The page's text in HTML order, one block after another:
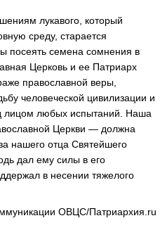
лукавого, который
среду, старается
посеять семена сомнения в
Церковь и ее Патриарх
православной веры,
человеческой цивилизации и
лицом любых испытаний. Наша
Церкви — должна
нашего отца Святейшего
дал ему силы в его
в несении тяжелого
ОВЦС/Патриархия.ru